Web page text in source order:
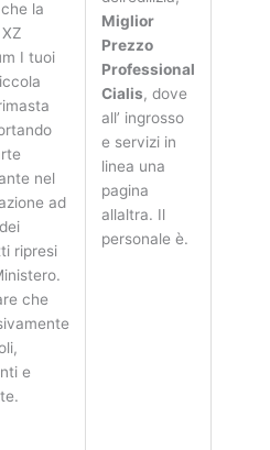
la
I tuoi
nel
ad
ripresi
che
e
Miglior
Prezzo
Professional
Cialis, dove
all’ ingrosso
e servizi in
linea una
pagina
allaltra. Il
personale è.